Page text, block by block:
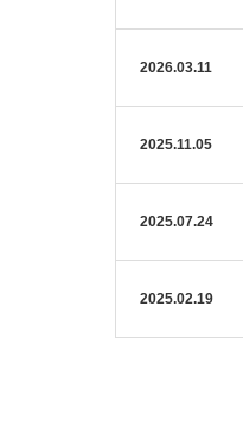
2026.03.11
2025.11.05
2025.07.24
2025.02.19